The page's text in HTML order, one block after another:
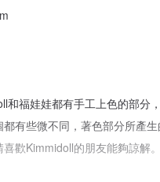
和福娃娃都有手工上色的部分
有些微不同，著色部分所產
歡Kimmidoll的朋友能夠諒解。